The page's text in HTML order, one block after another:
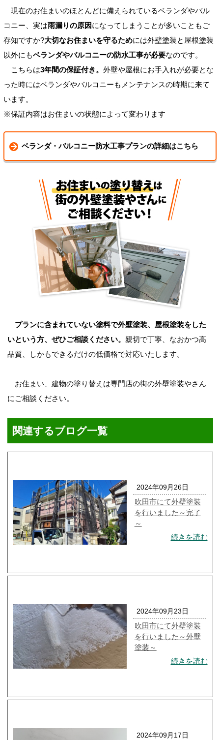
現在のお住まいのほとんどに備えられているベランダやバル
コニー、実は雨漏りの原因になってしまうことが多いこともご
存知ですか?大切なお住まいを守るためには外壁塗装と屋根塗装
以外にもベランダやバルコニーの防水工事が必要なのです。
こちらは3年間の保証付き。 外壁や屋根にお手入れが必要とな
った時にはベランダやバルコニーもメンテナンスの時期に来て
います。
※保証内容はお住まいの状態によって変わります
ベランダ・バルコニー防水工事プランの詳細はこちら
プランに含まれていない塗料で外壁塗装、屋根塗装をした
いという方、ぜひご相談ください。 親切で丁寧、なおかつ高
品質、しかもできるだけの低価格で対応いたします。
お住まい、建物の塗り替えは専門店の街の外壁塗装やさん
にご相談ください。
関連するブログ一覧
2024年09月26日
吹田市にて外壁塗装
を行いました～完了
～
続きを読む
2024年09月23日
吹田市にて外壁塗装
を行いました～外壁
塗装～
続きを読む
2024年09月17日